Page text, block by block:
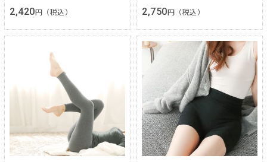
2,420 円（税込） 2,750 円（税込）